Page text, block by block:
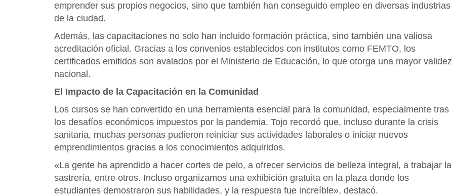
emprender sus propios negocios, sino que también han conseguido empleo en diversas industrias
de la ciudad.
Además, las capacitaciones no solo han incluido formación práctica, sino también una valiosa
acreditación oficial. Gracias a los convenios establecidos con institutos como FEMTO, los
certificados emitidos son avalados por el Ministerio de Educación, lo que otorga una mayor validez
nacional.
El Impacto de la Capacitación en la Comunidad
Los cursos se han convertido en una herramienta esencial para la comunidad, especialmente tras
los desafíos económicos impuestos por la pandemia. Tojo recordó que, incluso durante la crisis
sanitaria, muchas personas pudieron reiniciar sus actividades laborales o iniciar nuevos
emprendimientos gracias a los conocimientos adquiridos.
«La gente ha aprendido a hacer cortes de pelo, a ofrecer servicios de belleza integral, a trabajar la
sastrería, entre otros. Incluso organizamos una exhibición gratuita en la plaza donde los
estudiantes demostraron sus habilidades, y la respuesta fue increíble», destacó.